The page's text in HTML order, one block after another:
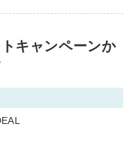
キャンペーンか